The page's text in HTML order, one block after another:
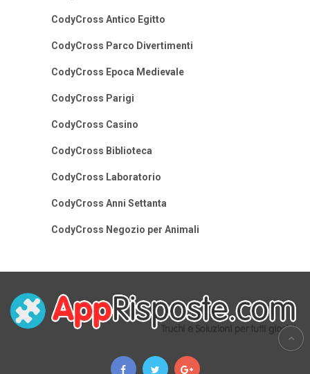
CodyCross Antico Egitto
CodyCross Parco Divertimenti
CodyCross Epoca Medievale
CodyCross Parigi
CodyCross Casino
CodyCross Biblioteca
CodyCross Laboratorio
CodyCross Anni Settanta
CodyCross Negozio per Animali